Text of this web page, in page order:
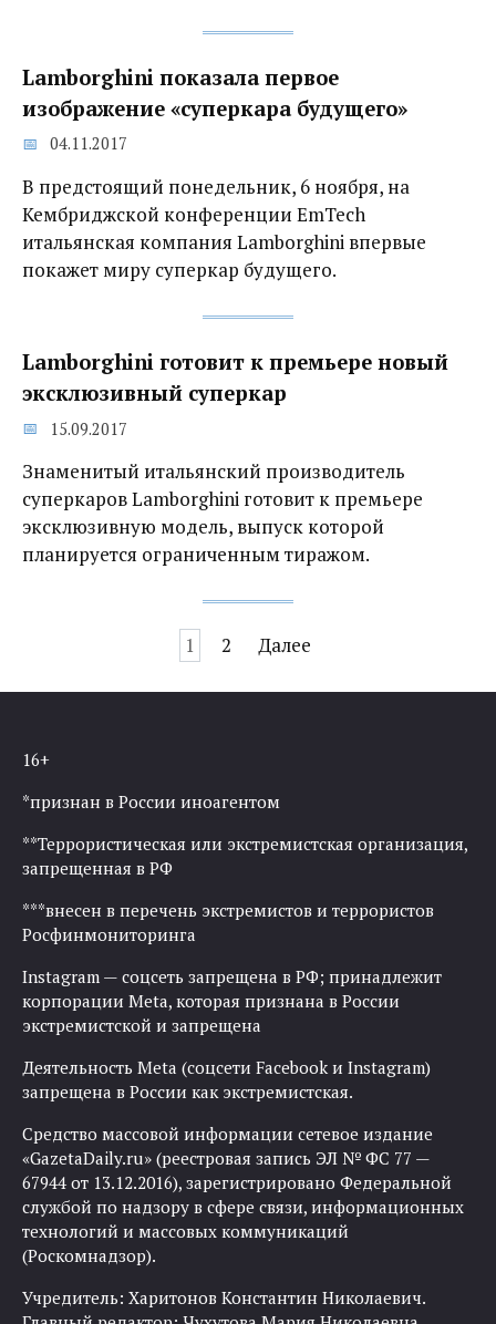
Lamborghini показала первое
изображение «суперкара будущего»
04.11.2017
В предстоящий понедельник, 6 ноября, на
Кембриджской конференции EmTech
итальянская компания Lamborghini впервые
покажет миру суперкар будущего.
Lamborghini готовит к премьере новый
эксклюзивный суперкар
15.09.2017
Знаменитый итальянский производитель
суперкаров Lamborghini готовит к премьере
эксклюзивную модель, выпуск которой
планируется ограниченным тиражом.
записям
1 2 Далее
16+
*признан в России иноагентом
**Террористическая или экстремистская организация,
запрещенная в РФ
***внесен в перечень экстремистов и террористов
Росфинмониторинга
Instagram — соцсеть запрещена в РФ; принадлежит
корпорации Meta, которая признана в России
экстремистской и запрещена
Деятельность Meta (соцсети Facebook и Instagram)
запрещена в России как экстремистская.
Средство массовой информации сетевое издание
«GazetaDaily.ru» (реестровая запись ЭЛ № ФС 77 —
67944 от 13.12.2016), зарегистрировано Федеральной
службой по надзору в сфере связи, информационных
технологий и массовых коммуникаций
(Роскомнадзор).
Учредитель: Харитонов Константин Николаевич.